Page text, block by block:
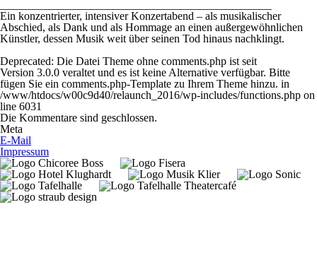
Ein konzentrierter, intensiver Konzertabend – als musikalischer
Abschied, als Dank und als Hommage an einen außergewöhnlichen
Künstler, dessen Musik weit über seinen Tod hinaus nachklingt.
Deprecated: Die Datei Theme ohne comments.php ist seit
Version 3.0.0 veraltet und es ist keine Alternative verfügbar. Bitte
fügen Sie ein comments.php-Template zu Ihrem Theme hinzu. in
/www/htdocs/w00c9d40/relaunch_2016/wp-includes/functions.php on
line 6031
Die Kommentare sind geschlossen.
Meta
E-Mail
Impressum